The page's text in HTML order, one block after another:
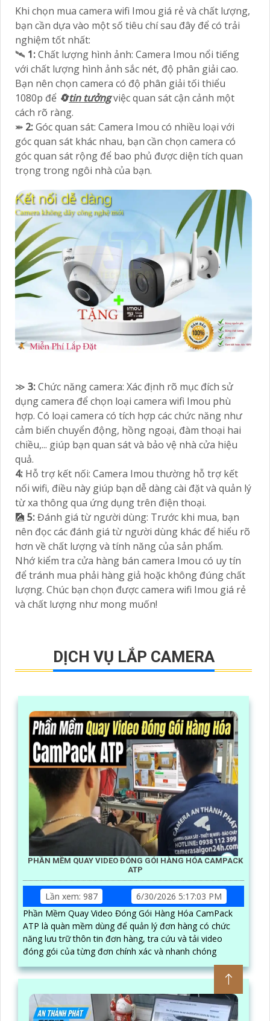
Khi chọn mua camera wifi Imou giá rẻ và chất lượng,
bạn cần dựa vào một số tiêu chí sau đây để có trải
nghiệm tốt nhất:
🛰 1:Chất lượng hình ảnh: Camera Imou nổi tiếng
với chất lượng hình ảnh sắc nét, độ phân giải cao.
Bạn nên chọn camera có độ phân giải tối thiểu
1080p để 🔄tin tưởngviệc quan sát cận cảnh một
cách rõ ràng.
⤘ 2:Góc quan sát: Camera Imou có nhiều loại với
góc quan sát khác nhau, bạn cần chọn camera có
góc quan sát rộng để bao phủ được diện tích quan
trọng trong ngôi nhà của bạn.
≫ 3:Chức năng camera: Xác định rõ mục đích sử
dụng camera để chọn loại camera wifi Imou phù
hợp. Có loại camera có tích hợp các chức năng như
cảm biến chuyển động, hồng ngoại, đàm thoại hai
chiều,... giúp bạn quan sát và bảo vệ nhà cửa hiệu
quả.
4: Hỗ trợ kết nối: Camera Imou thường hỗ trợ kết
nối wifi, điều này giúp bạn dễ dàng cài đặt và quản lý
từ xa thông qua ứng dụng trên điện thoại.
🎑 5:Đánh giá từ người dùng: Trước khi mua, bạn
nên đọc các đánh giá từ người dùng khác để hiểu rõ
hơn về chất lượng và tính năng của sản phẩm.
Nhớ kiểm tra cửa hàng bán camera Imou có uy tín
để tránh mua phải hàng giả hoặc không đúng chất
lượng. Chúc bạn chọn được camera wifi Imou giá rẻ
và chất lượng như mong muốn!
DỊCH VỤ LẮP CAMERA
PHẦN MỀM QUAY VIDEO ĐÓNG GÓI HÀNG HÓA CAMPACK
ATP
Lần xem: 987
6/30/2026 5:17:03 PM
Phần Mềm Quay Video Đóng Gói Hàng Hóa CamPack
ATP là quàn mềm dùng để quản lý đơn hàng có chức
năng lưu trữ thôn tin đơn hàng, tra cứu và tải video
đóng gói của từng đơn chính xác và nhanh chóng